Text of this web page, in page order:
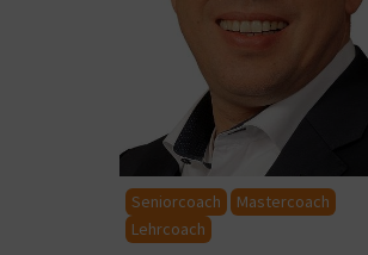
Seniorcoach
Mastercoach
Lehrcoach